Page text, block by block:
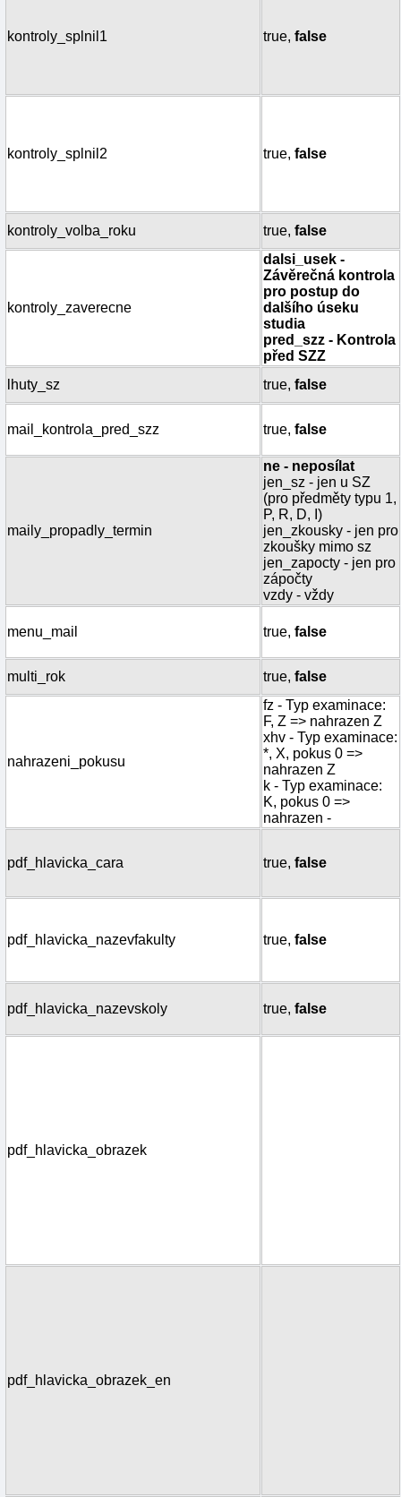
kontroly_splnil1 true, false
kontroly_splnil2 true, false
kontroly_volba_roku true, false
kontroly_zaverecne
dalsi_usek -
Závěrečná kontrola
pro postup do
dalšího úseku
studia
pred_szz - Kontrola
před SZZ
lhuty_sz
true, false
mail_kontrola_pred_szz true, false
maily_propadly_termin
ne - neposílat
jen_sz - jen u SZ
(pro předměty typu 1,
P, R, D, I)
jen_zkousky - jen pro
zkoušky mimo sz
jen_zapocty - jen pro
zápočty
vzdy - vždy
menu_mail true, false
multi_rok true, false
nahrazeni_pokusu
fz - Typ examinace:
F, Z => nahrazen Z
xhv - Typ examinace:
*, X, pokus 0 =>
nahrazen Z
k - Typ examinace:
K, pokus 0 =>
nahrazen -
pdf_hlavicka_cara true, false
pdf_hlavicka_nazevfakulty true, false
pdf_hlavicka_nazevskoly true, false
pdf_hlavicka_obrazek
pdf_hlavicka_obrazek_en